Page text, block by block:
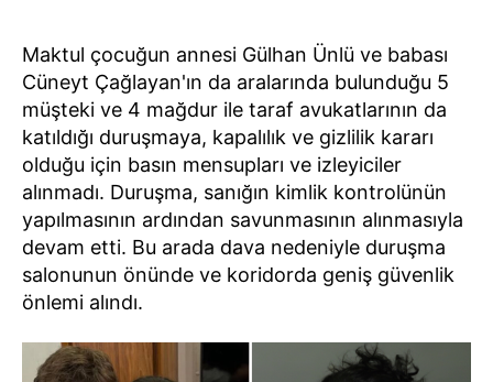
Maktul çocuğun annesi Gülhan Ünlü ve babası
Cüneyt Çağlayan'ın da aralarında bulunduğu 5
müşteki ve 4 mağdur ile taraf avukatlarının da
katıldığı duruşmaya, kapalılık ve gizlilik kararı
olduğu için basın mensupları ve izleyiciler
alınmadı. Duruşma, sanığın kimlik kontrolünün
yapılmasının ardından savunmasının alınmasıyla
devam etti. Bu arada dava nedeniyle duruşma
salonunun önünde ve koridorda geniş güvenlik
önlemi alındı.